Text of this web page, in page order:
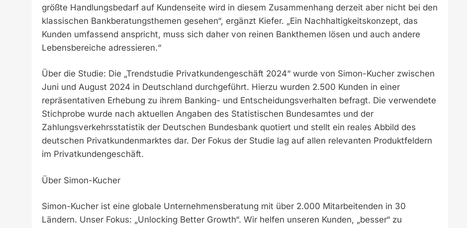
größte Handlungsbedarf auf Kundenseite wird in diesem Zusammenhang derzeit aber nicht bei den
klassischen Bankberatungsthemen gesehen“, ergänzt Kiefer. „Ein Nachhaltigkeitskonzept, das
Kunden umfassend anspricht, muss sich daher von reinen Bankthemen lösen und auch andere
Lebensbereiche adressieren.“
Über die Studie: Die „Trendstudie Privatkundengeschäft 2024“ wurde von Simon-Kucher zwischen
Juni und August 2024 in Deutschland durchgeführt. Hierzu wurden 2.500 Kunden in einer
repräsentativen Erhebung zu ihrem Banking- und Entscheidungsverhalten befragt. Die verwendete
Stichprobe wurde nach aktuellen Angaben des Statistischen Bundesamtes und der
Zahlungsverkehrsstatistik der Deutschen Bundesbank quotiert und stellt ein reales Abbild des
deutschen Privatkundenmarktes dar. Der Fokus der Studie lag auf allen relevanten Produktfeldern
im Privatkundengeschäft.
Über Simon-Kucher
Simon-Kucher ist eine globale Unternehmensberatung mit über 2.000 Mitarbeitenden in 30
Ländern. Unser Fokus: „Unlocking Better Growth“. Wir helfen unseren Kunden, „besser“ zu